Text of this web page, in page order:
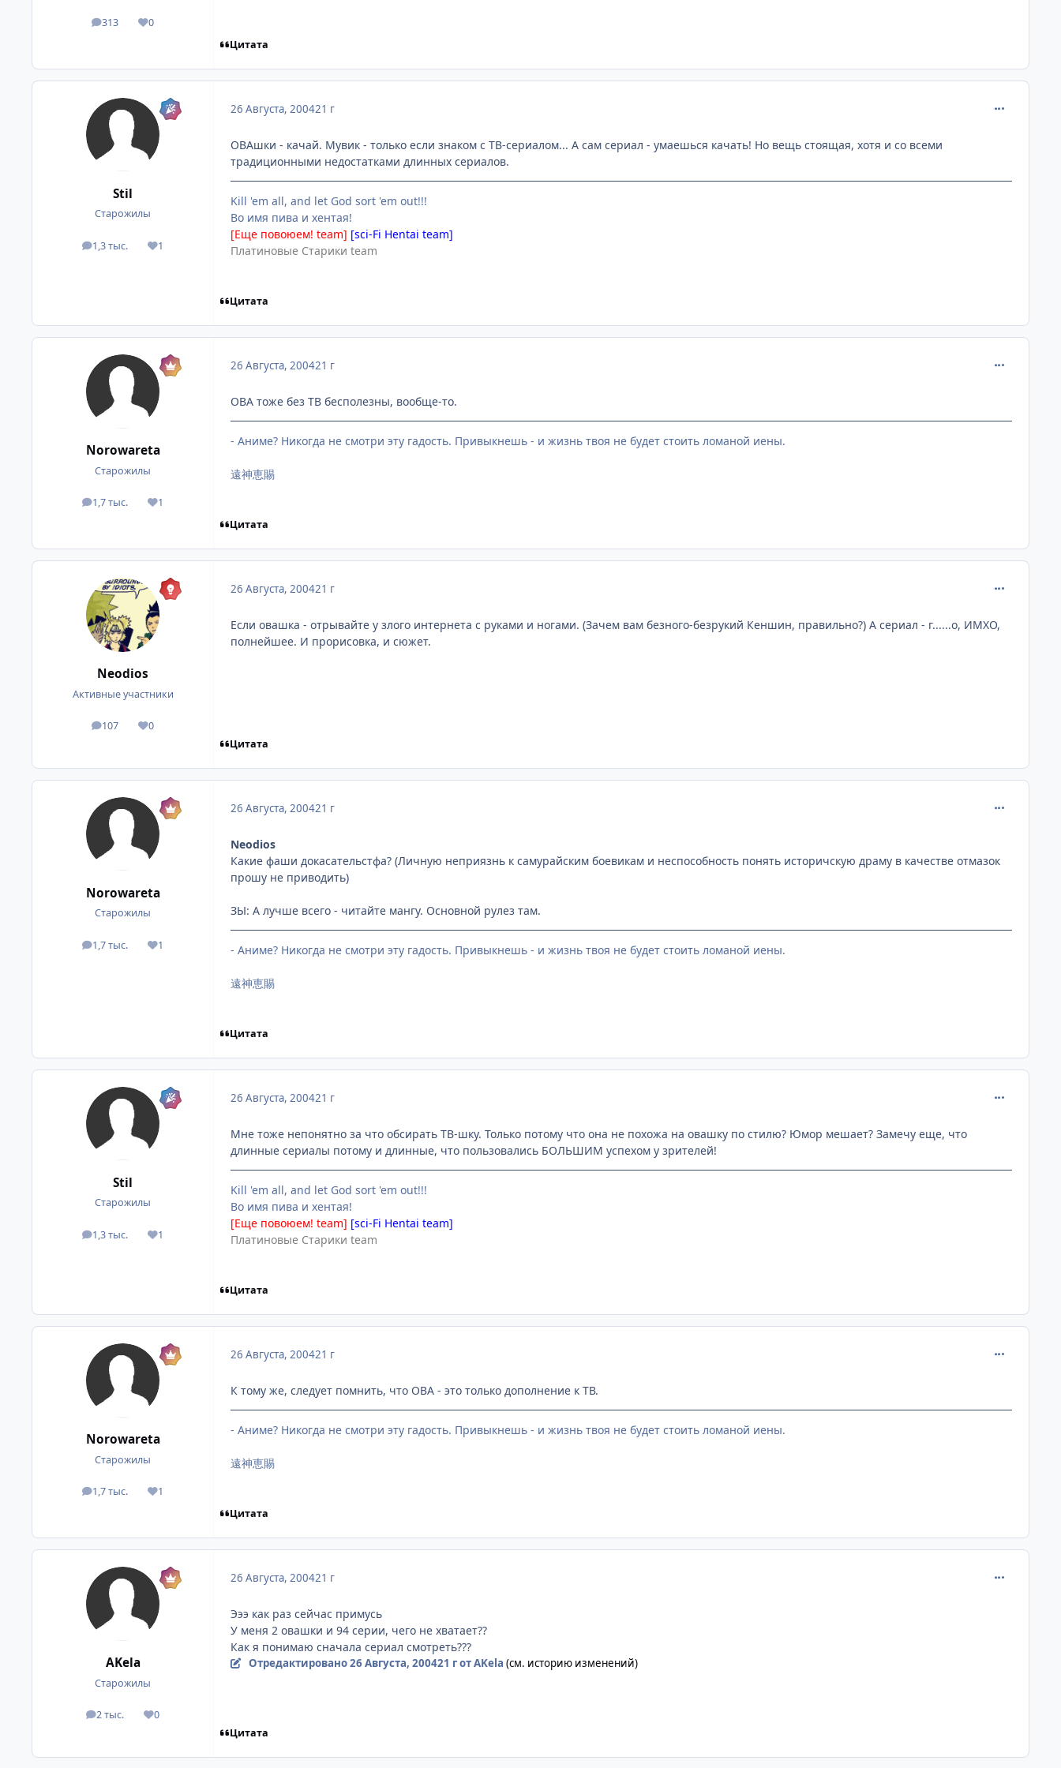
313
посты 0
Репутация
Цитата
Stil
Старожилы
1,3 тыс.
посты 1
Репутация
26 Августа, 200421 г
ОВАшки - качай. Мувик - только если знаком с ТВ-сериалом... А сам сериал - умаешься качать! Но вещь стоящая, хотя и со всеми
традиционными недостатками длинных сериалов.
Kill 'em all, and let God sort 'em out!!!
Во имя пива и хентая!
[Еще повоюем! team] [sci-Fi Hentai team]
Платиновые Старики team
Цитата
Norowareta
Старожилы
1,7 тыс.
посты 1
Репутация
26 Августа, 200421 г
ОВА тоже без ТВ бесполезны, вообще-то.
- Аниме? Никогда не смотри эту гадость. Привыкнешь - и жизнь твоя не будет стоить ломаной иены.
遠神恵賜
Цитата
Neodios
Активные участники
107
посты 0
Репутация
26 Августа, 200421 г
Если овашка - отрывайте у злого интернета с руками и ногами. (Зачем вам безного-безрукий Кеншин, правильно?) А сериал - г......о, ИМХО,
полнейшее. И прорисовка, и сюжет.
Цитата
Norowareta
Старожилы
1,7 тыс.
посты 1
Репутация
26 Августа, 200421 г
Neodios
Какие фаши докасательстфа? (Личную неприязнь к самурайским боевикам и неспособность понять историчскую драму в качестве отмазок
прошу не приводить)
ЗЫ: А лучше всего - читайте мангу. Основной рулез там.
- Аниме? Никогда не смотри эту гадость. Привыкнешь - и жизнь твоя не будет стоить ломаной иены.
遠神恵賜
Цитата
Stil
Старожилы
1,3 тыс.
посты 1
Репутация
26 Августа, 200421 г
Мне тоже непонятно за что обсирать ТВ-шку. Только потому что она не похожа на овашку по стилю? Юмор мешает? Замечу еще, что
длинные сериалы потому и длинные, что пользовались БОЛЬШИМ успехом у зрителей!
Kill 'em all, and let God sort 'em out!!!
Во имя пива и хентая!
[Еще повоюем! team] [sci-Fi Hentai team]
Платиновые Старики team
Цитата
Norowareta
Старожилы
1,7 тыс.
посты 1
Репутация
26 Августа, 200421 г
К тому же, следует помнить, что ОВА - это только дополнение к ТВ.
- Аниме? Никогда не смотри эту гадость. Привыкнешь - и жизнь твоя не будет стоить ломаной иены.
遠神恵賜
Цитата
AKela
Старожилы
2 тыс.
посты 0
Репутация
26 Августа, 200421 г
Эээ как раз сейчас примусь
У меня 2 овашки и 94 серии, чего не хватает??
Как я понимаю сначала сериал смотреть???
Отредактировано26 Августа, 200421 гот AKela (см. историю изменений)
Цитата